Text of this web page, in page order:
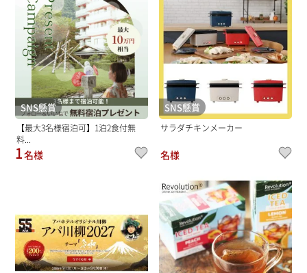
SNS懸賞
【最大3名様宿泊可】1泊2食付無
料...
1名様
SNS懸賞
サラダチキンメーカー
名様